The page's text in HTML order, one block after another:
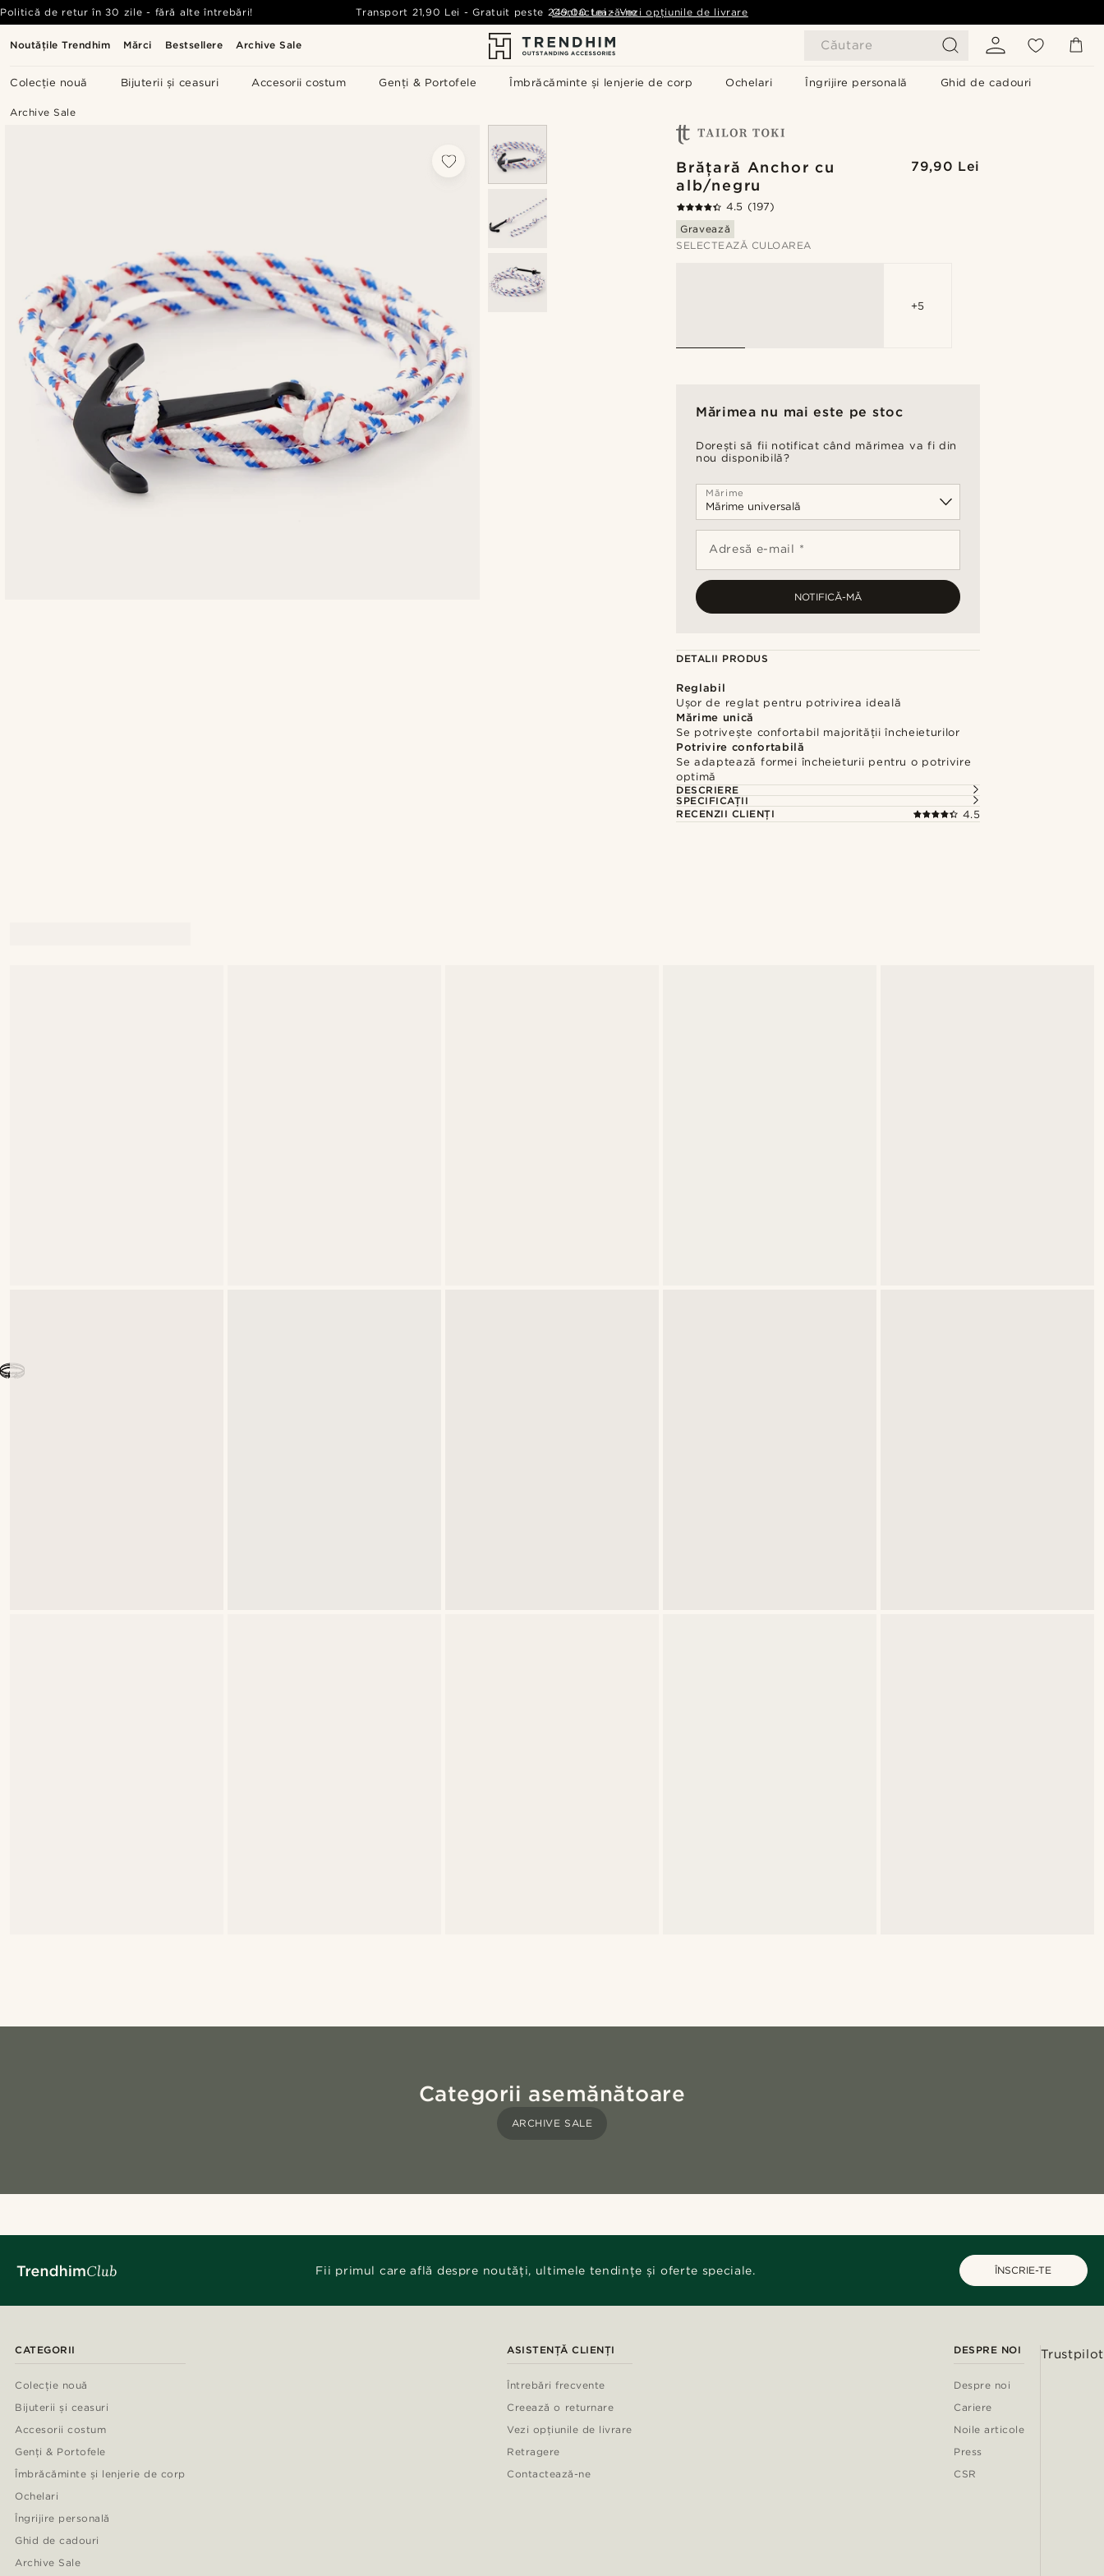
Noutățile Trendhim Mărci Bestsellere Archive Sale Căutare
Colecție nouă Bijuterii și ceasuri Accesorii costum Genți & Portofele Îmbrăcăminte și lenjerie de corp Ochelari Îngrijire personală Ghid de cadouri
Politică de retur în 30 zile - fără alte întrebări! Transport 21,90 Lei -Gratuit peste 249,00 Lei - Vezi opțiunile de livrare
Contactează-ne
Archive Sale
Brățară Anchor cu
alb/negru
79,90 Lei
4.5 (197)
Gravează
SELECTEAZĂ CULOAREA
+5
Mărimea nu mai este pe stoc
Dorești să fii notificat când mărimea va fi din
nou disponibilă?
Mărime
Adresă e-mail *
NOTIFICĂ-MĂ
DETALII PRODUS
Reglabil
Ușor de reglat pentru potrivirea ideală
Mărime unică
Se potrivește confortabil majorității încheieturilor
Potrivire confortabilă
Se adaptează formei încheieturii pentru o potrivire
optimă
DESCRIERE
SPECIFICAȚII
RECENZII CLIENȚI
4.5
Categorii asemănătoare
ARCHIVE SALE
Fii primul care află despre noutăți, ultimele tendințe și oferte speciale. ÎNSCRIE-TE
CATEGORII
Colecție nouă
Bijuterii și ceasuri
Accesorii costum
Genți & Portofele
Îmbrăcăminte și lenjerie de corp
Ochelari
Îngrijire personală
Ghid de cadouri
Archive Sale
ASISTENȚĂ CLIENȚI
Întrebări frecvente
Creează o returnare
Vezi opțiunile de livrare
Retragere
Contactează-ne
DESPRE NOI
Despre noi
Cariere
Noile articole
Press
CSR
Trustpilot